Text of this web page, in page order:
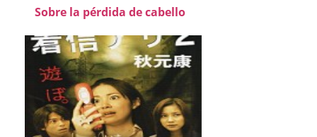
Sobre la pérdida de cabello